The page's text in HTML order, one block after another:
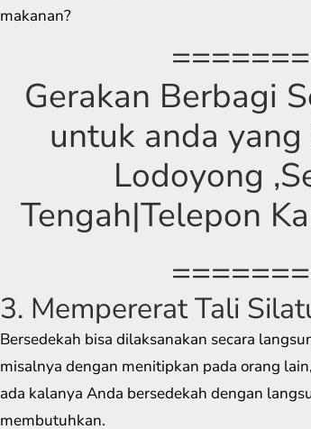
makanan?
Gerakan Berbagi
untuk anda
Lodoyong
Tengah|Telepon
3. Mempererat Tali
Bersedekah bisa dilaksanakan secara
misalnya dengan menitipkan pada orang
ada kalanya Anda bersedekah dengan
membutuhkan.